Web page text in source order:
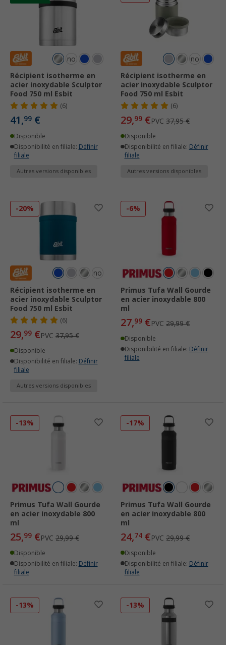
noir
Récipient isotherme en
acier inoxydable Sculptor
Food 750 ml Esbit
(6)
41,99 €
Disponible
Disponibilité en filiale: Définir
filiale
Autres versions disponibles
noir
Récipient isotherme en
acier inoxydable Sculptor
Food 750 ml Esbit
(6)
29,99 €PVC 37,95 €
Disponible
Disponibilité en filiale: Définir
filiale
Autres versions disponibles
-20%
noir
Récipient isotherme en
acier inoxydable Sculptor
Food 750 ml Esbit
(6)
29,99 €PVC 37,95 €
Disponible
Disponibilité en filiale: Définir
filiale
Autres versions disponibles
-6%
Primus Tufa Wall Gourde
en acier inoxydable 800
ml
27,99 €PVC 29,99 €
Disponible
Disponibilité en filiale: Définir
filiale
-13%
Primus Tufa Wall Gourde
en acier inoxydable 800
ml
25,99 €PVC 29,99 €
Disponible
Disponibilité en filiale: Définir
filiale
-17%
Primus Tufa Wall Gourde
en acier inoxydable 800
ml
24,74 €PVC 29,99 €
Disponible
Disponibilité en filiale: Définir
filiale
-13% -13%